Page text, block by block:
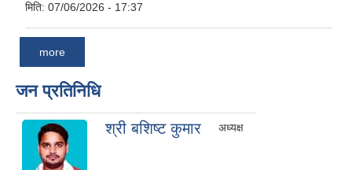
मिति: 07/06/2026 - 17:37
more
जन प्रतिनिधि
श्री बशिष्ट कुमार अध्यक्ष